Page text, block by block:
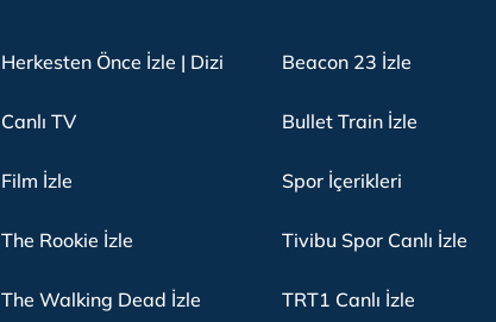
Herkesten Önce İzle | Dizi
Canlı TV
Film İzle
The Rookie İzle
The Walking Dead İzle
Beacon 23 İzle
Bullet Train İzle
Spor İçerikleri
Tivibu Spor Canlı İzle
TRT1 Canlı İzle